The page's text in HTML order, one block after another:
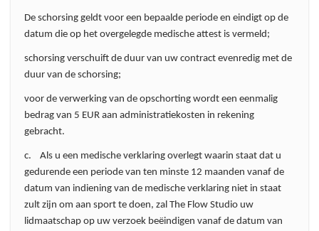
De schorsing geldt voor een bepaalde periode en eindigt op de
datum die op het overgelegde medische attest is vermeld;
schorsing verschuift de duur van uw contract evenredig met de
duur van de schorsing;
voor de verwerking van de opschorting wordt een eenmalig
bedrag van 5 EUR aan administratiekosten in rekening
gebracht.
c. Als u een medische verklaring overlegt waarin staat dat u
gedurende een periode van ten minste 12 maanden vanaf de
datum van indiening van de medische verklaring niet in staat
zult zijn om aan sport te doen, zal The Flow Studio uw
lidmaatschap op uw verzoek beëindigen vanaf de datum van